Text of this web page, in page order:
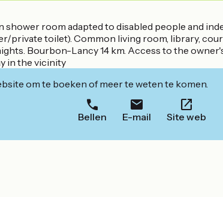
shower room adapted to disabled people and
private toilet). Common living room, library,
Bourbon-Lancy 14 km. Access to the
in the vicinity
om te boeken of meer te weten te komen.
Bellen E-mail Site web